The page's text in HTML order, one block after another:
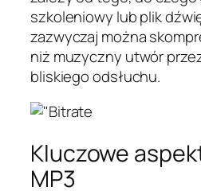
szkoleniowy lub plik
zazwyczaj można
niż muzyczny utwór
bliskiego odsłuchu.
Kluczowe
MP3